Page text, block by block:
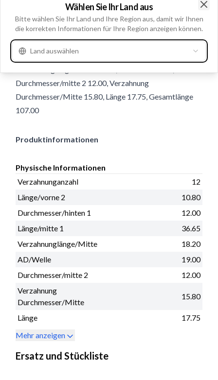
Gebrauchsnummern136637
Navigation
Verzahnunganzahl 12, Länge/vorne 2 10.80,
Durchmesser/hinten 1 12.00, Länge/mitte 1 36.65,
Durchmesser/mitte 2 12.00, Verzahnung
Durchmesser/Mitte 15.80, Länge 17.75, Gesamtlänge
107.00
Produktinformationen
Physische Informationen
Verzahnunganzahl
12
Länge/vorne 2
10.80
Durchmesser/hinten 1
12.00
Länge/mitte 1
36.65
Verzahnunglänge/Mitte
18.20
AD/Welle
19.00
Durchmesser/mitte 2
12.00
Verzahnung
Durchmesser/Mitte
15.80
Länge
17.75
Mehr anzeigen
Ersatz und Stückliste
Wählen Sie Ihr Land aus
Bitte wählen Sie Ihr Land und Ihre Region aus, damit wir Ihnen
die korrekten Informationen für Ihre Region anzeigen können.
Land auswählen